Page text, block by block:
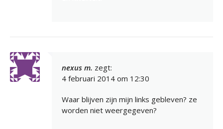
nexus m. zegt:
4 februari 2014 om 12:30
Waar blijven zijn mijn links gebleven? ze
worden niet weergegeven?